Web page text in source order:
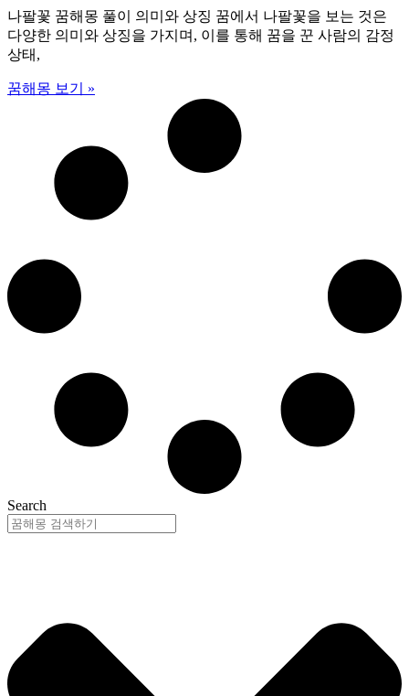
나팔꽃 꿈해몽 풀이 의미와 상징 꿈에서 나팔꽃을 보는 것은
다양한 의미와 상징을 가지며, 이를 통해 꿈을 꾼 사람의 감정
상태,
꿈해몽 보기 »
Search